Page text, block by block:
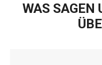
WAS SAGEN